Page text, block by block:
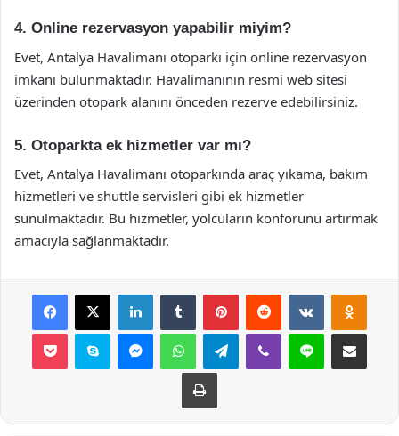
4. Online rezervasyon yapabilir miyim?
Evet, Antalya Havalimanı otoparkı için online rezervasyon
imkanı bulunmaktadır. Havalimanının resmi web sitesi
üzerinden otopark alanını önceden rezerve edebilirsiniz.
5. Otoparkta ek hizmetler var mı?
Evet, Antalya Havalimanı otoparkında araç yıkama, bakım
hizmetleri ve shuttle servisleri gibi ek hizmetler
sunulmaktadır. Bu hizmetler, yolcuların konforunu artırmak
amacıyla sağlanmaktadır.
Facebook
X LinkedInTumblr PinterestReddit VKontakte
Pocket Skype MessengerWhatsAppTelegramViber Line E-Posta ile
Yazdır